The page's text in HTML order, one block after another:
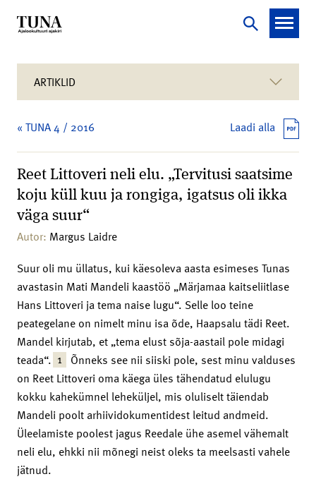
ARTIKLID
« TUNA 4 / 2016 Laadi alla
Reet Littoveri neli elu. „Tervitusi saatsime
koju küll kuu ja rongiga, igatsus oli ikka
väga suur“
Autor: Margus Laidre
Suur oli mu üllatus, kui käesoleva aasta esimeses Tunas
avastasin Mati Mandeli kaastöö „Märjamaa kaitseliitlase
Hans Littoveri ja tema naise lugu“. Selle loo teine
peategelane on nimelt minu isa õde, Haapsalu tädi Reet.
Mandel kirjutab, et „tema elust sõja-aastail pole midagi
teada“. 1 Õnneks see nii siiski pole, sest minu valduses
on Reet Littoveri oma käega üles tähendatud elulugu
kokku kahekümnel leheküljel, mis oluliselt täiendab
Mandeli poolt arhiividokumentidest leitud andmeid.
Üleelamiste poolest jagus Reedale ühe asemel vähemalt
neli elu, ehkki nii mõnegi neist oleks ta meelsasti vahele
jätnud.